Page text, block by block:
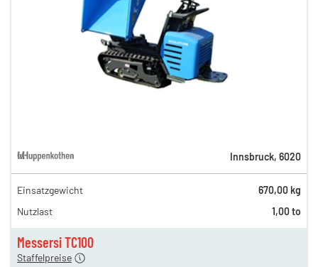
Messersi TC100
90,00 €
59,00 €
Staffelpreise
Innsbruck, 6020
Einsatzgewicht
670,00 kg
Nutzlast
1,00 to